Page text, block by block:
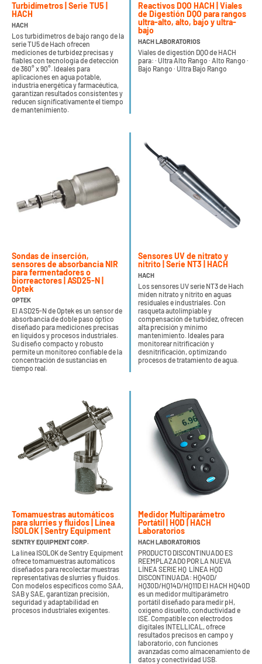
Turbidímetros | Serie TU5 |
HACH
HACH
Los turbidímetros de bajo rango de la
serie TU5 de Hach ofrecen
mediciones de turbidez precisas y
fiables con tecnología de detección
de 360° x 90°. Ideales para
aplicaciones en agua potable,
industria energética y farmacéutica,
garantizan resultados consistentes y
reducen significativamente el tiempo
de mantenimiento.
Reactivos DQO HACH | Viales
de Digestión DQO para rangos
ultra-alto, alto, bajo y ultra-
bajo
HACH LABORATORIOS
Viales de digestión DQO de HACH
para: · Ultra Alto Rango · Alto Rango ·
Bajo Rango · Ultra Bajo Rango
Sondas de inserción,
sensores de absorbancia NIR
para fermentadores o
biorreactores | ASD25-N |
Optek
OPTEK
El ASD25-N de Optek es un sensor de
absorbancia de doble paso óptico
diseñado para mediciones precisas
en líquidos y procesos industriales.
Su diseño compacto y robusto
permite un monitoreo confiable de la
concentración de sustancias en
tiempo real.
Sensores UV de nitrato y
nitrito | Serie NT3 | HACH
HACH
Los sensores UV serie NT3 de Hach
miden nitrato y nitrito en aguas
residuales e industriales. Con
rasqueta autolimpiable y
compensación de turbidez, ofrecen
alta precisión y mínimo
mantenimiento. Ideales para
monitorear nitrificación y
desnitrificación, optimizando
procesos de tratamiento de agua.
Tomamuestras automáticos
para slurries y fluidos | Línea
ISOLOK | Sentry Equipment
SENTRY EQUIPMENT CORP.
La línea ISOLOK de Sentry Equipment
ofrece tomamuestras automáticos
diseñados para recolectar muestras
representativas de slurries y fluidos.
Con modelos específicos como SAA,
SAB y SAE, garantizan precisión,
seguridad y adaptabilidad en
procesos industriales exigentes.
Medidor Multiparámetro
Portátil | HQD | HACH
Laboratorios
HACH LABORATORIOS
PRODUCTO DISCONTINUADO ES
REEMPLAZADO POR LA NUEVA
LÍNEA SERIE HQ LÍNEA HQD
DISCONTINUADA: HQ40D/
HQ30D/HQ14D/HQ11D El HACH HQ40D
es un medidor multiparámetro
portátil diseñado para medir pH,
oxígeno disuelto, conductividad e
ISE. Compatible con electrodos
digitales INTELLICAL, ofrece
resultados precisos en campo y
laboratorio, con funciones
avanzadas como almacenamiento de
datos y conectividad USB.